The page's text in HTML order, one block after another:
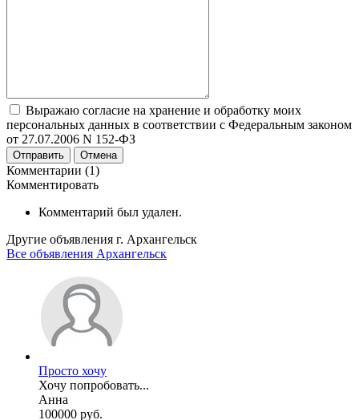
Выражаю согласие на хранение и обработку моих
персональных данных в соответствии с Федеральным законом
от 27.07.2006 N 152-ФЗ
Отправить Отмена
Комментарии (1)
Комментировать
Комментарий был удален.
Другие объявления г. Архангельск
Все объявления Архангельск
Просто хочу
Хочу попробовать...
Анна
100000 руб.